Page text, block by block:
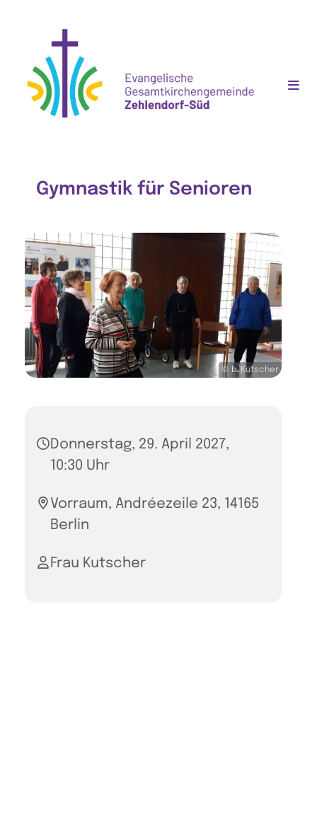
Gymnastik für Senioren
© b. Kutscher
Donnerstag, 29. April 2027,
10:30 Uhr
Vorraum, Andréezeile 23, 14165
Berlin
Frau Kutscher